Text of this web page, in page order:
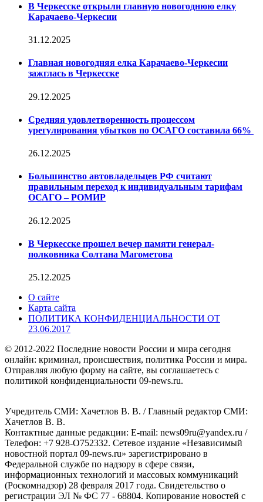
В Черкесске открыли главную новогоднюю елку
Карачаево-Черкесии
31.12.2025
Главная новогодняя елка Карачаево-Черкесии
зажглась в Черкесске
29.12.2025
Средняя удовлетворенность процессом
урегулирования убытков по ОСАГО составила 66%
26.12.2025
Большинство автовладельцев РФ считают
правильным переход к индивидуальным тарифам
ОСАГО – РОМИР
26.12.2025
В Черкесске прошел вечер памяти генерал-
полковника Солтана Магометова
25.12.2025
О сайте
Карта сайта
ПОЛИТИКА КОНФИДЕНЦИАЛЬНОСТИ ОТ
23.06.2017
© 2012-2022 Последние новости России и мира сегодня
онлайн: криминал, происшествия, политика России и мира.
Отправляя любую форму на сайте, вы соглашаетесь с
политикой конфиденциальности 09-news.ru.
Учредитель СМИ: Хaчeтлoв B. B. / Главный редактор СМИ:
Хaчeтлoв B. B.
Контактные данные редакции: E-mail: news09ru@yandex.ru /
Телефон: +7 928-O752332. Сетевое издание «Независимый
новостной портал 09-news.ru» зарегистрировано в
Федеральной службе по надзору в сфере связи,
информационных технологий и массовых коммуникаций
(Роскомнадзор) 28 февраля 2017 года. Свидетельство о
регистрации ЭЛ № ФС 77 - 68804. Копирование новостей с